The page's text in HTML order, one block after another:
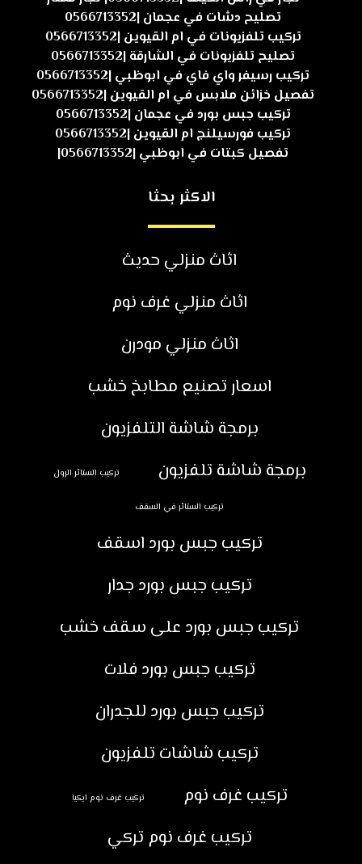
تصليح دشات في عجمان |0566713352
تركيب تلفزيونات في ام القيوين |0566713352
تصليح تلفزيونات في الشارقة |0566713352
تركيب رسيفر واي فاي في ابوظبي |0566713352
تفصيل خزائن ملابس في ام القيوين |0566713352
تركيب جبس بورد في عجمان |0566713352
تركيب فورسيلنج ام القيوين |0566713352
تفصيل كبتات في ابوظبي |0566713352|
الاكثر بحثا
اثاث منزلي حديث
اثاث منزلي غرف نوم
اثاث منزلي مودرن
اسعار تصنيع مطابخ خشب
برمجة شاشة التلفزيون
برمجة شاشة تلفزيون
تركيب الستائر الرول
تركيب الستائر في السقف
تركيب جبس بورد اسقف
تركيب جبس بورد جدار
تركيب جبس بورد على سقف خشب
تركيب جبس بورد فلات
تركيب جبس بورد للجدران
تركيب شاشات تلفزيون
تركيب غرف نوم
تركيب غرف نوم ايكيا
تركيب غرف نوم تركي